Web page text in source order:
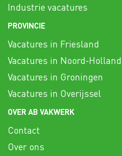
Industrie vacatures
PROVINCIE
Vacatures in Friesland
Vacatures in Noord-Holland
Vacatures in Groningen
Vacatures in Overijssel
OVER AB VAKWERK
Contact
Over ons